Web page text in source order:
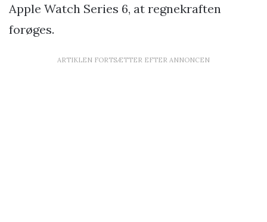
Apple Watch Series 6, at regnekraften
forøges.
ARTIKLEN FORTSÆTTER EFTER ANNONCEN